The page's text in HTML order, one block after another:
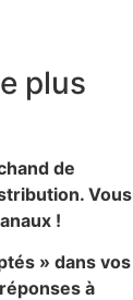
plus
de
Vous
!
» dans vos
à